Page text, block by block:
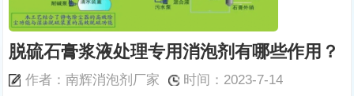
脱硫石膏浆液处理专用消泡剂有哪些作用？
作者：南辉消泡剂厂家
时间：2023-7-14